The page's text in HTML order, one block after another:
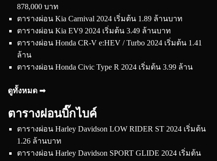
878,000 บาท
ตารางผ่อน Kia Carnival 2024 เริ่มต้น 1.89 ล้านบาท
ตารางผ่อน Kia EV9 2024 เริ่มต้น 3.49 ล้านบาท
ตารางผ่อน Honda CR-V e:HEV / Turbo 2024 เริ่มต้น 1.41
ล้าน
ตารางผ่อน Honda Civic Type R 2024 เริ่มต้น 3.99 ล้าน
ดูทั้งหมด ➟
ตารางผ่อนบิ๊กไบค์
ตารางผ่อน Harley Davidson LOW RIDER ST 2024 เริ่มต้น
1.26 ล้านบาท
ตารางผ่อน Harley Davidson SPORT GLIDE 2024 เริ่มต้น